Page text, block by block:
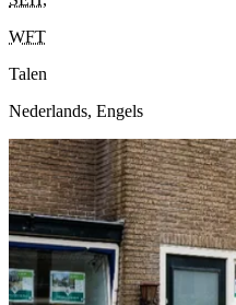
WFT
Talen
Nederlands, Engels